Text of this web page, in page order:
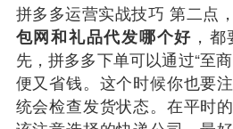
拼多多运营实战技巧 第二点
包网和礼品代发哪个好 ，
先，拼多多下单可以通过“至
便又省钱。这个时候你也要
统会检查发货状态。在平时